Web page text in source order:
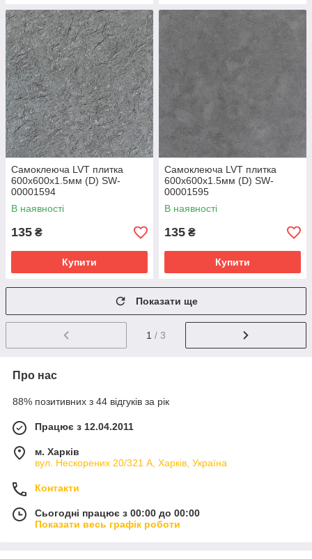
Самоклеюча LVT плитка
600х600х1.5мм (D) SW-
00001594
В наявності
135 ₴
Купити
Самоклеюча LVT плитка
600х600х1.5мм (D) SW-
00001595
В наявності
135 ₴
Купити
Показати ще
1 / 3
Про нас
88% позитивних з 44 відгуків за рік
Працює з 12.04.2011
м. Харків
вул. Нескорених 20/321 А, Харків, Україна
Контакти
Сьогодні працює з 00:00 до 00:00
Показати весь графік роботи